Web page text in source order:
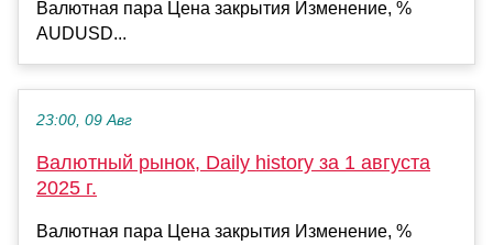
Валютная пара Цена закрытия Изменение, %
AUDUSD...
23:00, 09 Авг
Валютный рынок, Daily history за 1 августа
2025 г.
Валютная пара Цена закрытия Изменение, %